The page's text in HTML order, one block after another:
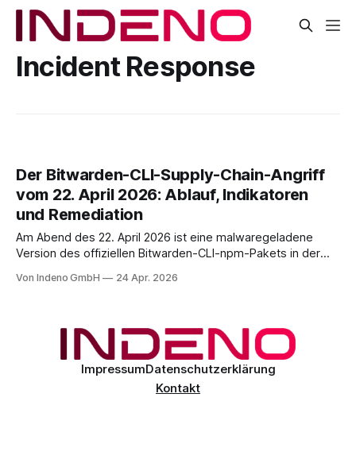
Incident Response
Der Bitwarden-CLI-Supply-Chain-Angriff
vom 22. April 2026: Ablauf, Indikatoren
und Remediation
Am Abend des 22. April 2026 ist eine malwaregeladene
Version des offiziellen Bitwarden-CLI-npm-Pakets in der
zwischen 17:57 und 19:30 ET, also rund 93 Minuten, auf
Von Indeno GmbH 24 Apr. 2026
ImpressumDatenschutzerklärung
Kontakt